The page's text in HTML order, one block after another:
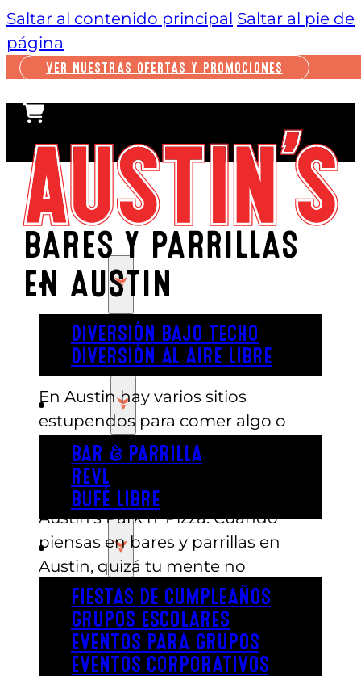
Saltar al contenido principal Saltar al pie de
página
VER NUESTRAS OFERTAS Y PROMOCIONES
JUGAR
DIVERSIÓN BAJO TECHO
DIVERSIÓN AL AIRE LIBRE
COMER
BAR & PARRILLA
REVL
BUFÉ LIBRE
FIESTA
FIESTAS DE CUMPLEAÑOS
GRUPOS ESCOLARES
EVENTOS PARA GRUPOS
EVENTOS CORPORATIVOS
BARES Y PARRILLAS
EN AUSTIN
En Austin hay varios sitios
estupendos para comer algo o
tomar una copa, pero ninguno
puede ofrecerte ni de lejos la
diversión que puedes vivir en
Austin’s Park n’ Pizza. Cuando
piensas en bares y parrillas en
Austin, quizá tu mente no
considere de inmediato nuestro
centro de ocio como una opción,
pero piénsalo otra vez. En el
corazón de Austin’s Park n’ Pizza